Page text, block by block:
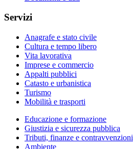
Servizi
Anagrafe e stato civile
Cultura e tempo libero
Vita lavorativa
Imprese e commercio
Appalti pubblici
Catasto e urbanistica
Turismo
Mobilità e trasporti
Educazione e formazione
Giustizia e sicurezza pubblica
Tributi, finanze e contravvenzioni
Ambiente